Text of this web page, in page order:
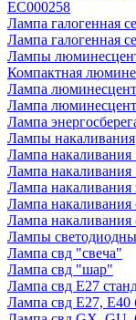
EC000258
Лампа галогенная
Лампа галогенная
Лампы
Компактная
Лампа
Лампа
Лампа
Лампы накаливания
Лампа накаливания
Лампа
Лампа накаливания
Лампа накаливания
Лампа
Лампы
Лампа свд "свеча"
Лампа свд "шар"
Лампа свд E27
Лампа свд E27,